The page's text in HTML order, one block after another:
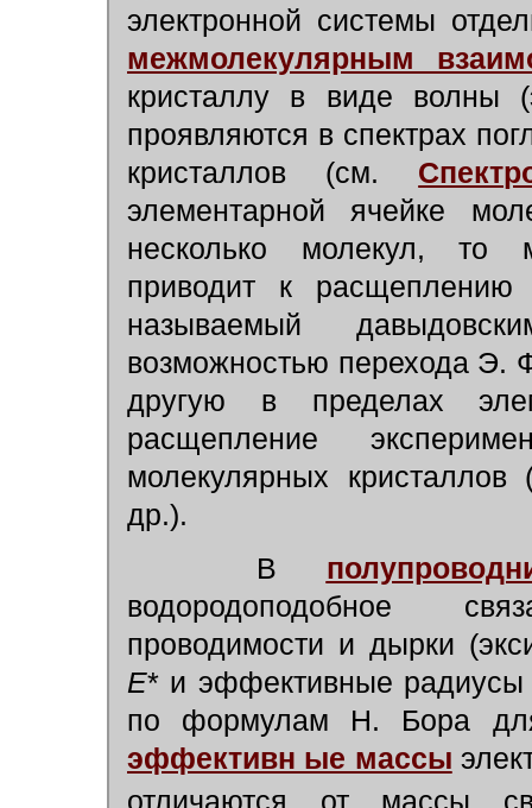
электронной системы
межмолекулярным
кристаллу в виде волны
проявляются в спектрах
кристаллов (см.
элементарной ячейке
несколько молекул, то
приводит к
называемый
возможностью перехода Э.
другую в пределах
расщепление
молекулярных
др.).
В
водородоподобное
проводимости и дырки
E* и эффективные
по формулам Н. Бора
эффективн ые массы
отличаются от массы